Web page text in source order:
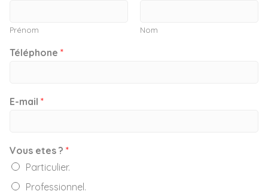
Prénom Nom
Téléphone *
E-mail *
Vous etes ? *
Particulier.
Professionnel.